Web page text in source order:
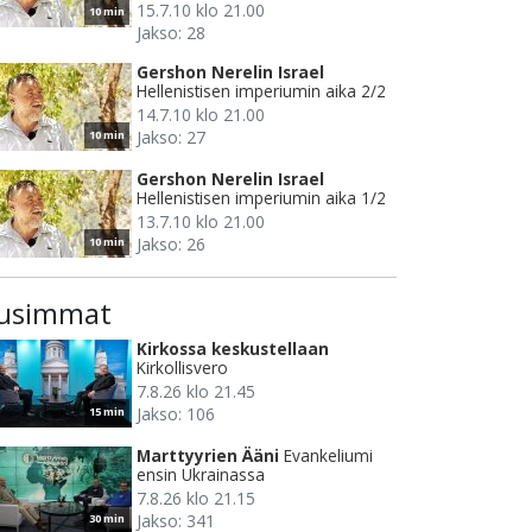
10 min
15.7.10 klo 21.00
Jakso: 28
10 min
Gershon Nerelin Israel
Hellenistisen imperiumin aika 2/2
14.7.10 klo 21.00
Jakso: 27
10 min
Gershon Nerelin Israel
Hellenistisen imperiumin aika 1/2
13.7.10 klo 21.00
Jakso: 26
15 min
Kirkossa keskustellaan
Kirkollisvero
7.8.26 klo 21.45
Jakso: 106
30 min
Marttyyrien Ääni Evankeliumi
ensin Ukrainassa
7.8.26 klo 21.15
Jakso: 341